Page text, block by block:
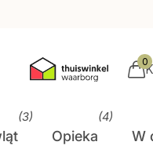
0
(3)
Opieka
(4)
W